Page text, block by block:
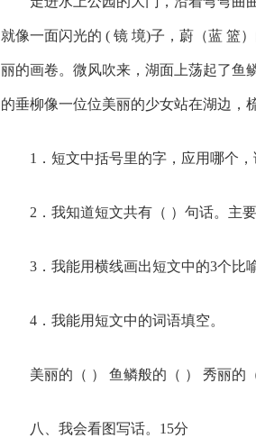
就像一面闪光的 ( 镜 境)子，蔚（蓝 篮
丽的画卷。微风吹来，湖面上荡起了鱼
的垂柳像一位位美丽的少女站在湖边，
1．短文中括号里的字，应用哪个，
2．我知道短文共有（ ）句话。主
3．我能用横线画出短文中的3个比
4．我能用短文中的词语填空。
美丽的（ ） 鱼鳞般的（ ） 秀丽的（
八、我会看图写话。15分